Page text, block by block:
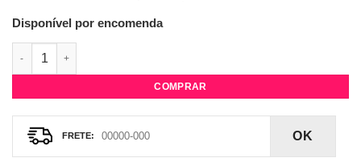
Disponível por encomenda
CD Yungblud - The Underrated Youth - Importado quantidade
COMPRAR
OK